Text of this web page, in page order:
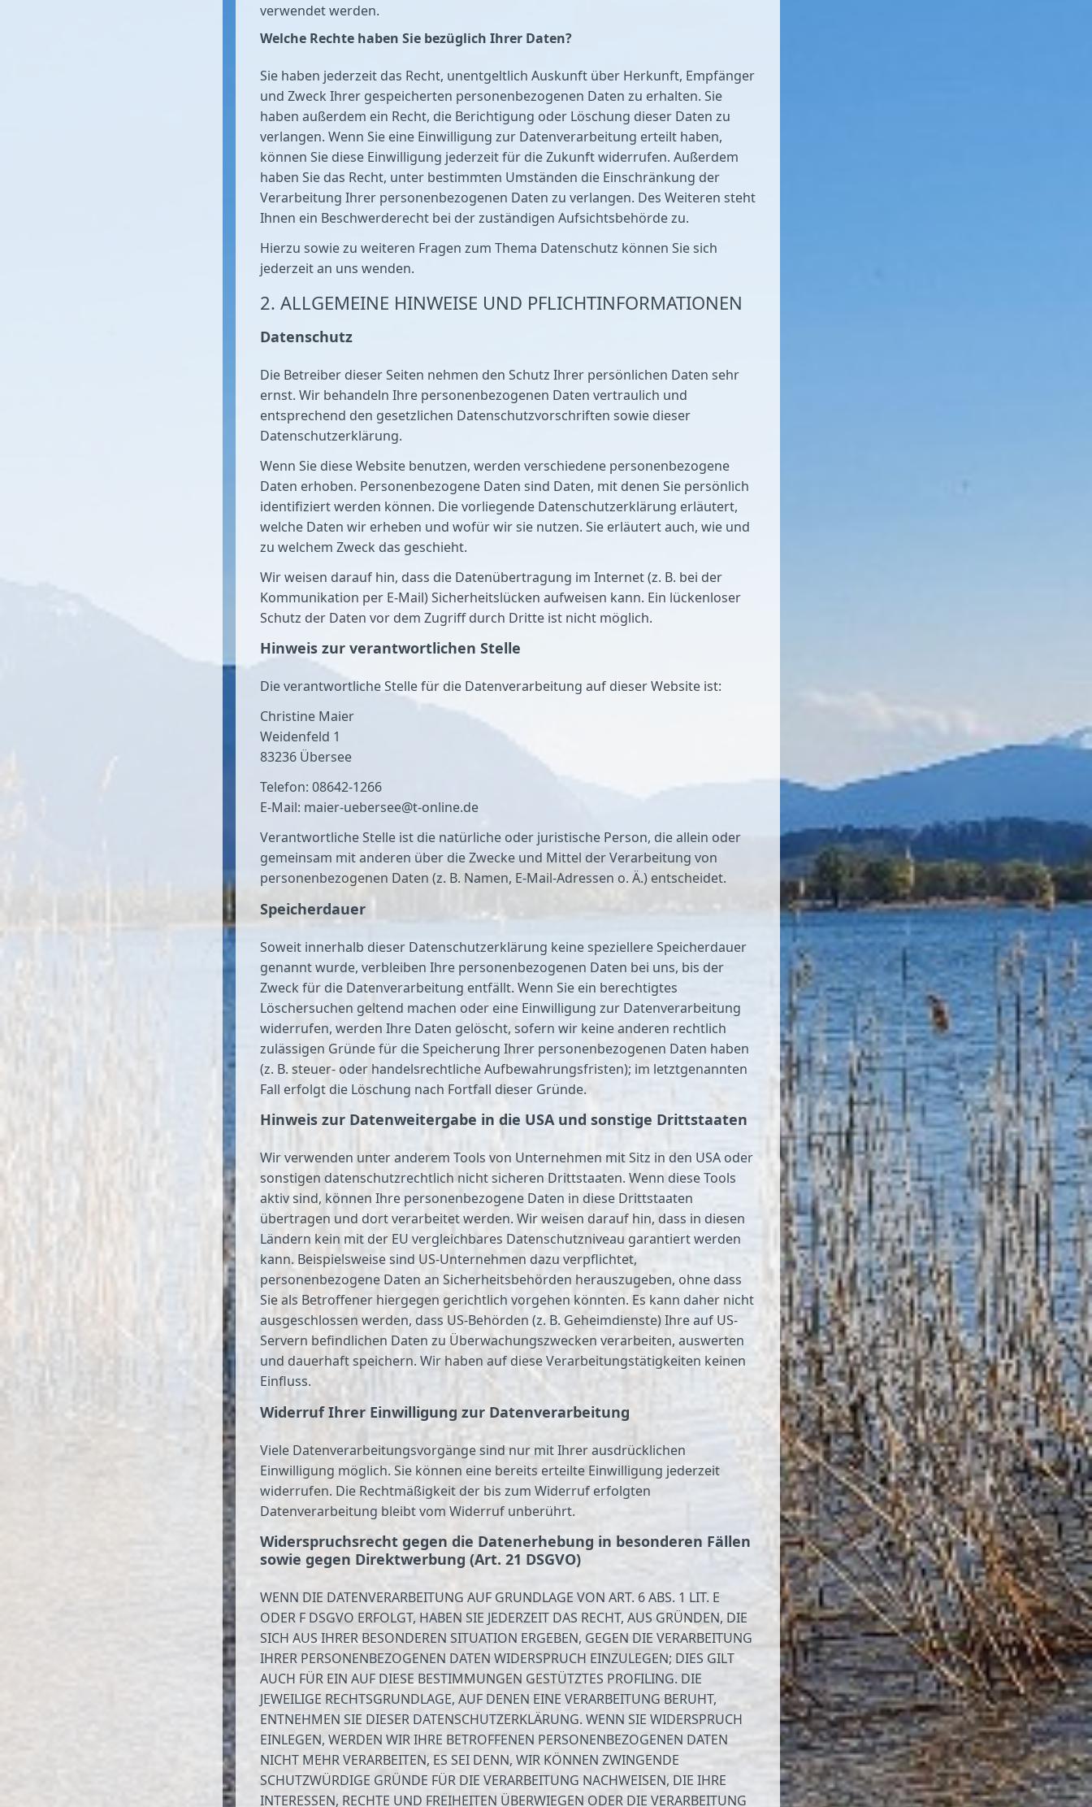
verwendet werden.
Welche Rechte haben Sie bezüglich Ihrer Daten?
Sie haben jederzeit das Recht, unentgeltlich Auskunft über Herkunft, Empfänger
und Zweck Ihrer gespeicherten personenbezogenen Daten zu erhalten. Sie
haben außerdem ein Recht, die Berichtigung oder Löschung dieser Daten zu
verlangen. Wenn Sie eine Einwilligung zur Datenverarbeitung erteilt haben,
können Sie diese Einwilligung jederzeit für die Zukunft widerrufen. Außerdem
haben Sie das Recht, unter bestimmten Umständen die Einschränkung der
Verarbeitung Ihrer personenbezogenen Daten zu verlangen. Des Weiteren steht
Ihnen ein Beschwerderecht bei der zuständigen Aufsichtsbehörde zu.
Hierzu sowie zu weiteren Fragen zum Thema Datenschutz können Sie sich
jederzeit an uns wenden.
2. ALLGEMEINE HINWEISE UND PFLICHT­INFORMATIONEN
Datenschutz
Die Betreiber dieser Seiten nehmen den Schutz Ihrer persönlichen Daten sehr
ernst. Wir behandeln Ihre personenbezogenen Daten vertraulich und
entsprechend den gesetzlichen Datenschutzvorschriften sowie dieser
Datenschutzerklärung.
Wenn Sie diese Website benutzen, werden verschiedene personenbezogene
Daten erhoben. Personenbezogene Daten sind Daten, mit denen Sie persönlich
identifiziert werden können. Die vorliegende Datenschutzerklärung erläutert,
welche Daten wir erheben und wofür wir sie nutzen. Sie erläutert auch, wie und
zu welchem Zweck das geschieht.
Wir weisen darauf hin, dass die Datenübertragung im Internet (z. B. bei der
Kommunikation per E-Mail) Sicherheitslücken aufweisen kann. Ein lückenloser
Schutz der Daten vor dem Zugriff durch Dritte ist nicht möglich.
Hinweis zur verantwortlichen Stelle
Die verantwortliche Stelle für die Datenverarbeitung auf dieser Website ist:
Christine Maier
Weidenfeld 1
83236 Übersee
Telefon: 08642-1266
E-Mail: maier-uebersee@t-online.de
Verantwortliche Stelle ist die natürliche oder juristische Person, die allein oder
gemeinsam mit anderen über die Zwecke und Mittel der Verarbeitung von
personenbezogenen Daten (z. B. Namen, E-Mail-Adressen o. Ä.) entscheidet.
Speicherdauer
Soweit innerhalb dieser Datenschutzerklärung keine speziellere Speicherdauer
genannt wurde, verbleiben Ihre personenbezogenen Daten bei uns, bis der
Zweck für die Datenverarbeitung entfällt. Wenn Sie ein berechtigtes
Löschersuchen geltend machen oder eine Einwilligung zur Datenverarbeitung
widerrufen, werden Ihre Daten gelöscht, sofern wir keine anderen rechtlich
zulässigen Gründe für die Speicherung Ihrer personenbezogenen Daten haben
(z. B. steuer- oder handelsrechtliche Aufbewahrungsfristen); im letztgenannten
Fall erfolgt die Löschung nach Fortfall dieser Gründe.
Hinweis zur Datenweitergabe in die USA und sonstige Drittstaaten
Wir verwenden unter anderem Tools von Unternehmen mit Sitz in den USA oder
sonstigen datenschutzrechtlich nicht sicheren Drittstaaten. Wenn diese Tools
aktiv sind, können Ihre personenbezogene Daten in diese Drittstaaten
übertragen und dort verarbeitet werden. Wir weisen darauf hin, dass in diesen
Ländern kein mit der EU vergleichbares Datenschutzniveau garantiert werden
kann. Beispielsweise sind US-Unternehmen dazu verpflichtet,
personenbezogene Daten an Sicherheitsbehörden herauszugeben, ohne dass
Sie als Betroffener hiergegen gerichtlich vorgehen könnten. Es kann daher nicht
ausgeschlossen werden, dass US-Behörden (z. B. Geheimdienste) Ihre auf US-
Servern befindlichen Daten zu Überwachungszwecken verarbeiten, auswerten
und dauerhaft speichern. Wir haben auf diese Verarbeitungstätigkeiten keinen
Einfluss.
Widerruf Ihrer Einwilligung zur Datenverarbeitung
Viele Datenverarbeitungsvorgänge sind nur mit Ihrer ausdrücklichen
Einwilligung möglich. Sie können eine bereits erteilte Einwilligung jederzeit
widerrufen. Die Rechtmäßigkeit der bis zum Widerruf erfolgten
Datenverarbeitung bleibt vom Widerruf unberührt.
Widerspruchsrecht gegen die Datenerhebung in besonderen Fällen
sowie gegen Direktwerbung (Art. 21 DSGVO)
WENN DIE DATENVERARBEITUNG AUF GRUNDLAGE VON ART. 6 ABS. 1 LIT. E
ODER F DSGVO ERFOLGT, HABEN SIE JEDERZEIT DAS RECHT, AUS GRÜNDEN, DIE
SICH AUS IHRER BESONDEREN SITUATION ERGEBEN, GEGEN DIE VERARBEITUNG
IHRER PERSONENBEZOGENEN DATEN WIDERSPRUCH EINZULEGEN; DIES GILT
AUCH FÜR EIN AUF DIESE BESTIMMUNGEN GESTÜTZTES PROFILING. DIE
JEWEILIGE RECHTSGRUNDLAGE, AUF DENEN EINE VERARBEITUNG BERUHT,
ENTNEHMEN SIE DIESER DATENSCHUTZERKLÄRUNG. WENN SIE WIDERSPRUCH
EINLEGEN, WERDEN WIR IHRE BETROFFENEN PERSONENBEZOGENEN DATEN
NICHT MEHR VERARBEITEN, ES SEI DENN, WIR KÖNNEN ZWINGENDE
SCHUTZWÜRDIGE GRÜNDE FÜR DIE VERARBEITUNG NACHWEISEN, DIE IHRE
INTERESSEN, RECHTE UND FREIHEITEN ÜBERWIEGEN ODER DIE VERARBEITUNG